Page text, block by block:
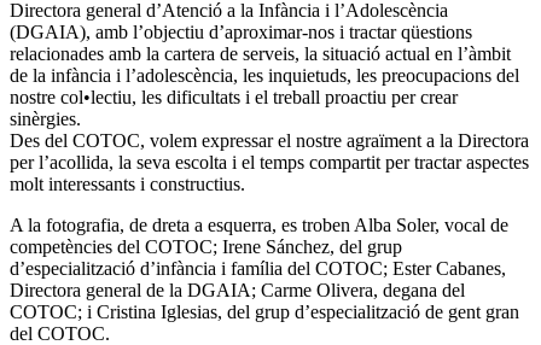
Directora general d’Atenció a la Infància i l’Adolescència
(DGAIA), amb l’objectiu d’aproximar-nos i tractar qüestions
relacionades amb la cartera de serveis, la situació actual en l’àmbit
de la infància i l’adolescència, les inquietuds, les preocupacions del
nostre col•lectiu, les dificultats i el treball proactiu per crear
sinèrgies.
Des del COTOC, volem expressar el nostre agraïment a la Directora
per l’acollida, la seva escolta i el temps compartit per tractar aspectes
molt interessants i constructius.
A la fotografia, de dreta a esquerra, es troben Alba Soler, vocal de
competències del COTOC; Irene Sánchez, del grup
d’especialització d’infància i família del COTOC; Ester Cabanes,
Directora general de la DGAIA; Carme Olivera, degana del
COTOC; i Cristina Iglesias, del grup d’especialització de gent gran
del COTOC.